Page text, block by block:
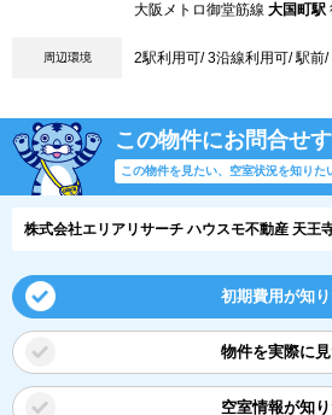
大阪メトロ御堂筋線 大国町駅
周辺環境 2駅利用可/ 3沿線利用可/ 駅前
この物件にお問合せ
この物件を見たい、空室状況を知りた
株式会社エリアリサーチ ハウスモ不動産 天王
初期費用が知
物件を実際に
空室情報が知